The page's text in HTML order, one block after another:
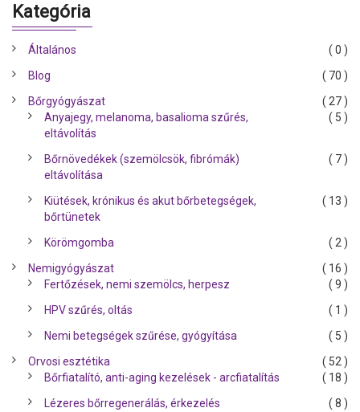
Kategória
Általános
( 0 )
Blog
( 70 )
Bőrgyógyászat
( 27 )
Anyajegy, melanoma, basalioma szűrés,
eltávolítás
( 5 )
Bőrnövedékek (szemölcsök, fibrómák)
eltávolítása
( 7 )
Kiütések, krónikus és akut bőrbetegségek,
bőrtünetek
( 13 )
Körömgomba
( 2 )
Nemigyógyászat
( 16 )
Fertőzések, nemi szemölcs, herpesz
( 9 )
HPV szűrés, oltás
( 1 )
Nemi betegségek szűrése, gyógyítása
( 5 )
Orvosi esztétika
( 52 )
Bőrfiatalító, anti-aging kezelések - arcfiatalítás
( 18 )
Lézeres bőrregenerálás, érkezelés
( 8 )